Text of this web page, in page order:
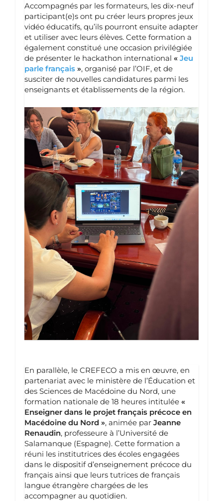
Accompagnés par les formateurs, les dix-neuf
participant(e)s ont pu créer leurs propres jeux
vidéo éducatifs, qu’ils pourront ensuite adapter
et utiliser avec leurs élèves. Cette formation a
également constitué une occasion privilégiée
de présenter le hackathon international « Jeu
parle français », organisé par l’OIF, et de
susciter de nouvelles candidatures parmi les
enseignants et établissements de la région.
En parallèle, le CREFECO a mis en œuvre, en
partenariat avec le ministère de l’Éducation et
des Sciences de Macédoine du Nord, une
formation nationale de 18 heures intitulée «
Enseigner dans le projet français précoce en
Macédoine du Nord », animée par Jeanne
Renaudin, professeure à l’Université de
Salamanque (Espagne). Cette formation a
réuni les institutrices des écoles engagées
dans le dispositif d’enseignement précoce du
français ainsi que leurs tutrices de français
langue étrangère chargées de les
accompagner au quotidien.